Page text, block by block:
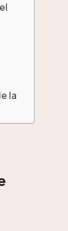
la